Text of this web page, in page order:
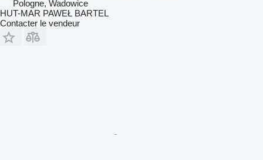
Pologne, Wadowice
HUT-MAR PAWEŁ BARTEL
Contacter le vendeur